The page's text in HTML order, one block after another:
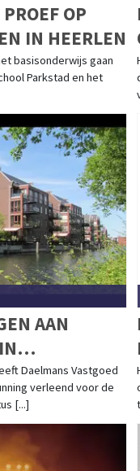
OP
IN HEERLEN
basisonderwijs gaan
Parkstad en het
AAN
Daelmans Vastgoed
verleend voor de
[...]